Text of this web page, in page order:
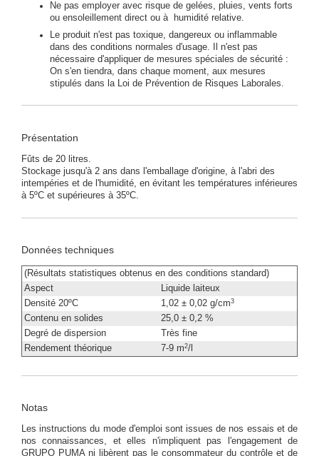
Ne pas employer avec risque de gelées, pluies, vents forts
ou ensoleillement direct ou à humidité relative.
Le produit n'est pas toxique, dangereux ou inflammable
dans des conditions normales d'usage. Il n'est pas
nécessaire d'appliquer de mesures spéciales de sécurité :
On s'en tiendra, dans chaque moment, aux mesures
stipulés dans la Loi de Prévention de Risques Laborales.
Présentation
Fûts de 20 litres.
Stockage jusqu'à 2 ans dans l'emballage d'origine, à l'abri des
intempéries et de l'humidité, en évitant les températures inférieures
à 5ºC et supérieures à 35ºC.
Données techniques
(Résultats statistiques obtenus en des conditions standard)
Aspect
Liquide laiteux
Densité 20ºC
1,02 ± 0,02 g/cm3
Contenu en solides
25,0 ± 0,2 %
Degré de dispersion
Très fine
Rendement théorique
7-9 m2/l
Notas
Les instructions du mode d'emploi sont issues de nos essais et de
nos connaissances, et elles n'impliquent pas l'engagement de
GRUPO PUMA ni libèrent pas le consommateur du contrôle et de